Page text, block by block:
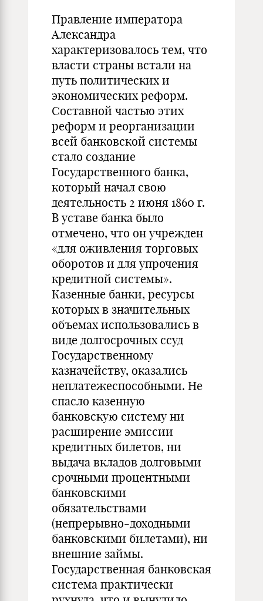
Правление императора
Александра
характеризовалось тем, что
власти страны встали на
путь политических и
экономических реформ.
Составной частью этих
реформ и реорганизации
всей банковской системы
стало создание
Государственного банка,
который начал свою
деятельность 2 июня 1860 г.
В уставе банка было
отмечено, что он учрежден
«для оживления торговых
оборотов и для упрочения
кредитной системы».
Казенные банки, ресурсы
которых в значительных
объемах использовались в
виде долгосрочных ссуд
Государственному
казначейству, оказались
неплатежеспособными. Не
спасло казенную
банковскую систему ни
расширение эмиссии
кредитных билетов, ни
выдача вкладов долговыми
срочными процентными
банковскими
обязательствами
(непрерывно-доходными
банковскими билетами), ни
внешние займы.
Государственная банковская
система практически